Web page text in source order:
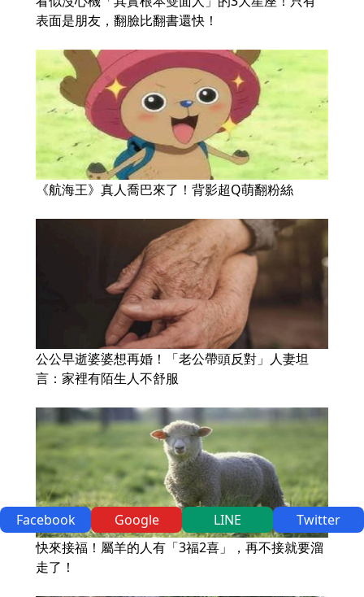
表面是朋友，翻臉比翻書還快！
《航海王》真人喬巴來了！背影超Q萌翻粉絲
公公早逝婆婆想再婚！「老公帶頭反對」人妻坦
言：家裡有陌生人不舒服
快來接福！屬羊的人有「3福2喜」，再不接就要溜
走了！
Facebook Google LINE Twitter